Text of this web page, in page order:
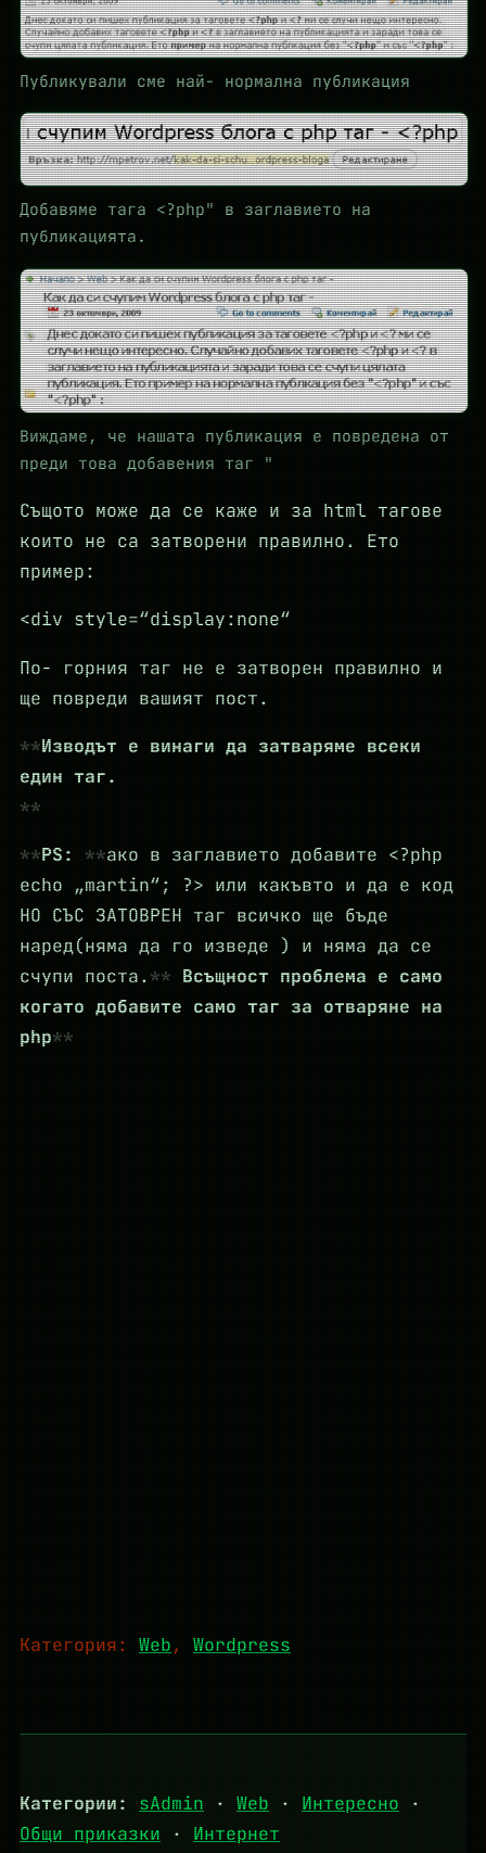
Публикували сме най- нормална публикация
Добавяме тага <?php" в заглавието на
публикацията.
Виждаме, че нашата публикация е повредена от
преди това добавения таг "
Същото може да се каже и за html тагове
които не са затворени правилно. Ето
пример:
<div style=“display:none“
По- горния таг не е затворен правилно и
ще повреди вашият пост.
Изводът е винаги да затваряме всеки
един таг.
PS:
ако в заглавието добавите <?php
echo „martin“; ?> или какъвто и да е код
НО СЪС ЗАТОВРЕН таг всичко ще бъде
наред(няма да го изведе ) и няма да се
счупи поста.
Всъщност проблема е само
когато добавите само таг за отваряне на
php
Категория: Web, Wordpress
Категории: sAdmin · Web · Интересно ·
Общи приказки · Интернет